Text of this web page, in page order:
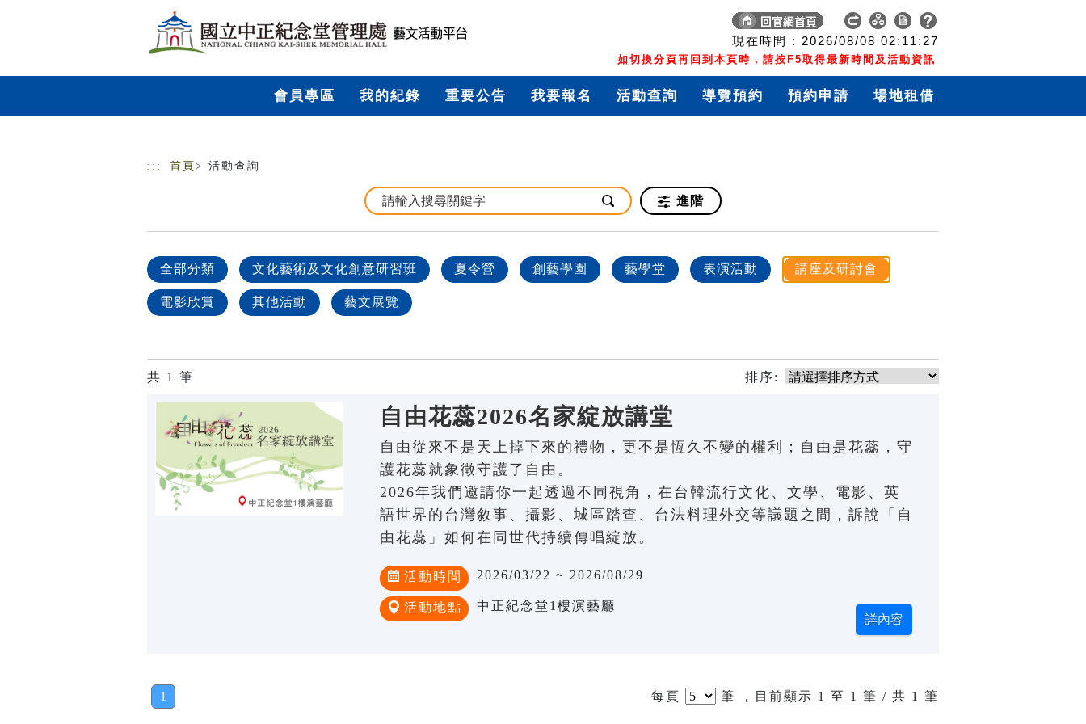
現在時間 : 2026/08/08 02:11:27
如切換分頁再回到本頁時，請按F5取得最新時間及活動資訊
會員專區 我的紀錄 重要公告 我要報名 活動查詢 導覽預約 預約申請 場地租借
::: 首頁 > 活動查詢
進階
全部分類 文化藝術及文化創意研習班 夏令營 創藝學園 藝學堂 表演活動 講座及研討會
電影欣賞 其他活動 藝文展覽
共 1 筆 排序:
自由花蕊2026名家綻放講堂
自由從來不是天上掉下來的禮物，更不是恆久不變的權利；自由是花蕊，守
護花蕊就象徵守護了自由。
2026年我們邀請你一起透過不同視角，在台韓流行文化、文學、電影、英
語世界的台灣敘事、攝影、城區踏查、台法料理外交等議題之間，訴說「自
由花蕊」如何在同世代持續傳唱綻放。
活動時間 2026/03/22 ~ 2026/08/29
活動地點 中正紀念堂1樓演藝廳
1 每頁 筆 ，目前顯示 1 至 1 筆 / 共 1 筆